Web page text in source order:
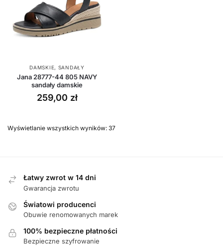
DAMSKIE, SANDAŁY
Jana 28777-44 805 NAVY
sandały damskie
259,00 zł
Wyświetlanie wszystkich wyników: 37
Łatwy zwrot w 14 dni
Gwarancja zwrotu
Światowi producenci
Obuwie renomowanych marek
100% bezpieczne płatności
Bezpieczne szyfrowanie